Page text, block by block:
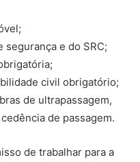
e do SRC;
civil obrigatório;
de ultrapassagem,
de passagem.
de trabalhar para a